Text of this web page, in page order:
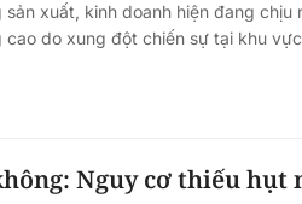
xuất, kinh doanh hiện đang chịu
do xung đột chiến sự tại khu
Nguy cơ thiếu hụt